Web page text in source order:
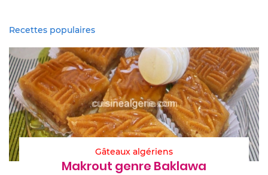
Recettes populaires
Gâteaux algériens
Makrout genre Baklawa